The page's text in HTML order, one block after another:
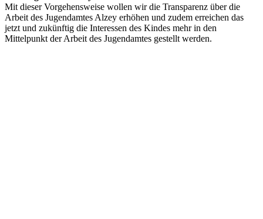
Mit dieser Vorgehensweise wollen wir die Transparenz über die
Arbeit des Jugendamtes Alzey erhöhen und zudem erreichen das
jetzt und zukünftig die Interessen des Kindes mehr in den
Mittelpunkt der Arbeit des Jugendamtes gestellt werden.